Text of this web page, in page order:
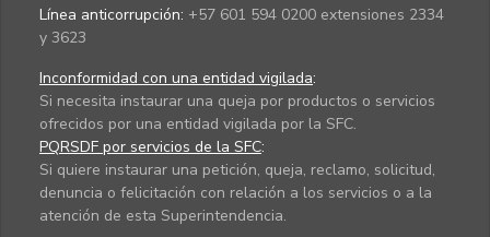
Línea anticorrupción: +57 601 594 0200 extensiones 2334
y 3623
Inconformidad con una entidad vigilada:
Si necesita instaurar una queja por productos o servicios
ofrecidos por una entidad vigilada por la SFC.
PQRSDF por servicios de la SFC:
Si quiere instaurar una petición, queja, reclamo, solicitud,
denuncia o felicitación con relación a los servicios o a la
atención de esta Superintendencia.